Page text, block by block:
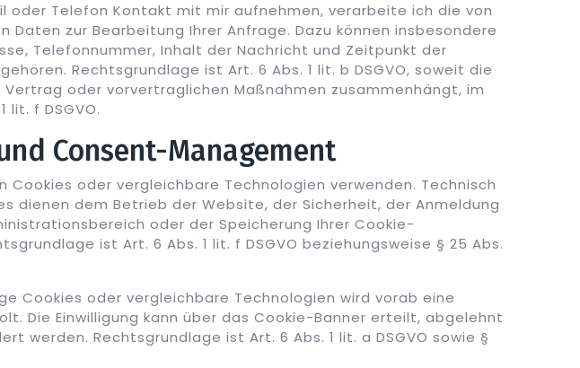
oder Telefon Kontakt mit mir aufnehmen, verarbeite ich die von
Daten zur Bearbeitung Ihrer Anfrage. Dazu können insbesondere
Telefonnummer, Inhalt der Nachricht und Zeitpunkt der
Rechtsgrundlage ist Art. 6 Abs. 1 lit. b DSGVO, soweit die
oder vorvertraglichen Maßnahmen zusammenhängt, im
lit. f DSGVO.
Consent-Management
Cookies oder vergleichbare Technologien verwenden. Technisch
dienen dem Betrieb der Website, der Sicherheit, der Anmeldung
oder der Speicherung Ihrer Cookie-
ist Art. 6 Abs. 1 lit. f DSGVO beziehungsweise § 25 Abs.
Cookies oder vergleichbare Technologien wird vorab eine
Die Einwilligung kann über das Cookie-Banner erteilt, abgelehnt
werden. Rechtsgrundlage ist Art. 6 Abs. 1 lit. a DSGVO sowie §